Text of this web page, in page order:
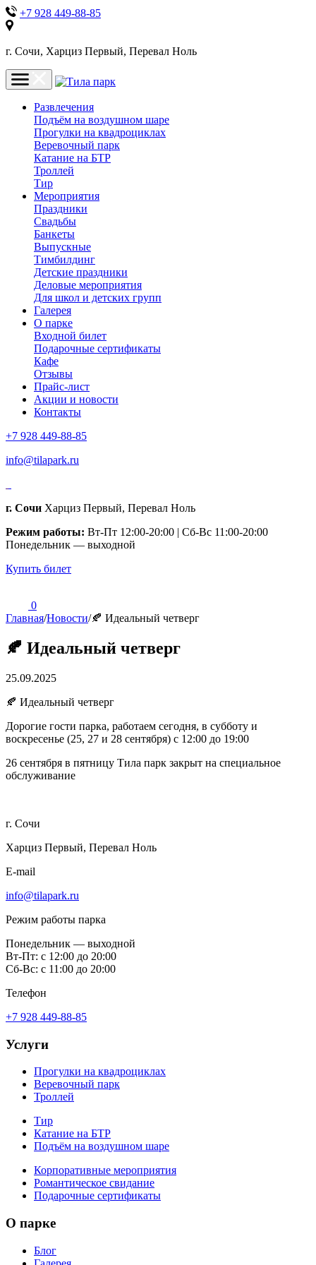
+7 928 449-88-85
г. Сочи, Харциз Первый, Перевал Ноль
Развлечения
Подъём на воздушном шаре
Прогулки на квадроциклах
Веревочный парк
Катание на БТР
Троллей
Тир
Мероприятия
Праздники
Свадьбы
Банкеты
Выпускные
Тимбилдинг
Детские праздники
Деловые мероприятия
Для школ и детских групп
Галерея
О парке
Входной билет
Подарочные сертификаты
Кафе
Отзывы
Прайс-лист
Акции и новости
Контакты
+7 928 449-88-85
info@tilapark.ru
г. Сочи Харциз Первый, Перевал Ноль
Режим работы: Вт-Пт 12:00-20:00 | Сб-Вс 11:00-20:00
Понедельник — выходной
Купить билет
0
Главная/Новости/🍂 Идеальный четверг
🍂 Идеальный четверг
25.09.2025
🍂 Идеальный четверг
Дорогие гости парка, работаем сегодня, в субботу и
воскресенье (25, 27 и 28 сентября) с 12:00 до 19:00
26 сентября в пятницу Тила парк закрыт на специальное
обслуживание
г. Сочи
Харциз Первый, Перевал Ноль
E-mail
info@tilapark.ru
Режим работы парка
Понедельник — выходной
Вт-Пт: с 12:00 до 20:00
Сб-Вс: с 11:00 до 20:00
Телефон
+7 928 449-88-85
Услуги
Прогулки на квадроциклах
Веревочный парк
Троллей
Тир
Катание на БТР
Подъём на воздушном шаре
Корпоративные мероприятия
Романтическое свидание
Подарочные сертификаты
О парке
Блог